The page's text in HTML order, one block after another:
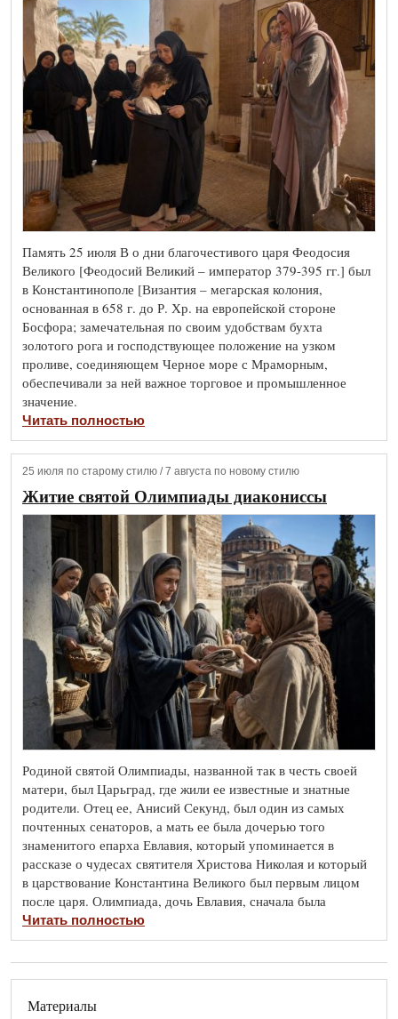
Память 25 июля В о дни благочестивого царя Феодосия
Великого [Феодосий Великий – император 379-395 гг.] был
в Константинополе [Византия – мегарская колония,
основанная в 658 г. до Р. Хр. на европейской стороне
Босфора; замечательная по своим удобствам бухта
золотого рога и господствующее положение на узком
проливе, соединяющем Черное море с Мраморным,
обеспечивали за ней важное торговое и промышленное
значение.
Читать полностью
25 июля по старому стилю / 7 августа по новому стилю
Житие святой Олимпиады диакониссы
Родиной святой Олимпиады, названной так в честь своей
матери, был Царьград, где жили ее известные и знатные
родители. Отец ее, Анисий Секунд, был один из самых
почтенных сенаторов, а мать ее была дочерью того
знаменитого епарха Евлавия, который упоминается в
рассказе о чудесах святителя Христова Николая и который
в царствование Константина Великого был первым лицом
после царя. Олимпиада, дочь Евлавия, сначала была
Читать полностью
Материалы